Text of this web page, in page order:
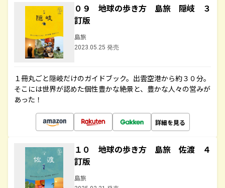
０９ 地球の歩き方 島旅 隠岐 ３
訂版
島旅
2023.05.25 発売
１冊丸ごと隠岐だけのガイドブック。出雲空港から約３０分。
そこには世界が認めた個性豊かな絶景と、豊かな人々の営みが
あった！
詳細を見る
１０ 地球の歩き方 島旅 佐渡 ４
訂版
島旅